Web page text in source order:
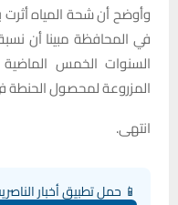
وأوضح أن شحة المياه أثرت
السنوات الخمس
المزروعة لمحصول
انتهى.
📱 حمل تطبيق أخبار